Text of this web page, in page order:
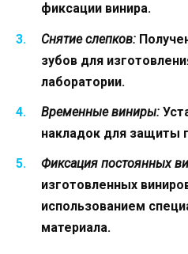
фиксации винира.
Снятие слепков:
зубов для
лаборатории.
Временные виниры:
накладок для защиты
Фиксация постоянных
изготовленных
использованием
материала.